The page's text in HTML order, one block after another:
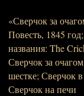
«Сверчок за
Повесть, 1845
названия: The
Сверчок за
шестке; Сверчок
Сверчок на печи